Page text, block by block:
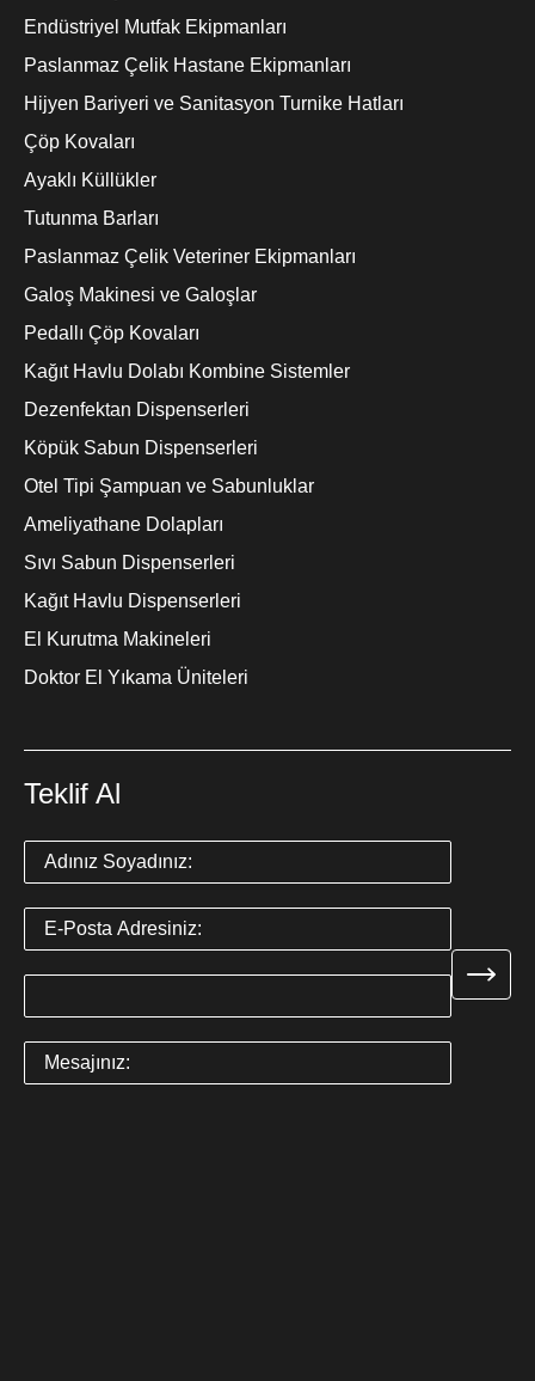
Endüstriyel Mutfak Ekipmanları
Paslanmaz Çelik Hastane Ekipmanları
Hijyen Bariyeri ve Sanitasyon Turnike Hatları
Çöp Kovaları
Ayaklı Küllükler
Tutunma Barları
Paslanmaz Çelik Veteriner Ekipmanları
Galoş Makinesi ve Galoşlar
Pedallı Çöp Kovaları
Kağıt Havlu Dolabı Kombine Sistemler
Dezenfektan Dispenserleri
Köpük Sabun Dispenserleri
Otel Tipi Şampuan ve Sabunluklar
Ameliyathane Dolapları
Sıvı Sabun Dispenserleri
Kağıt Havlu Dispenserleri
El Kurutma Makineleri
Doktor El Yıkama Üniteleri
Teklif Al